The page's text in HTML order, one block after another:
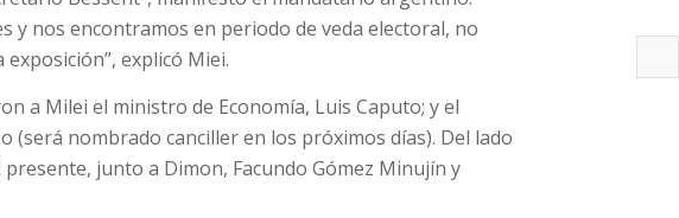
y nos encontramos en periodo de veda electoral, no
explicó Miei.
a Milei el ministro de Economía, Luis Caputo; y el
(será nombrado canciller en los próximos días). Del lado
junto a Dimon, Facundo Gómez Minujín y